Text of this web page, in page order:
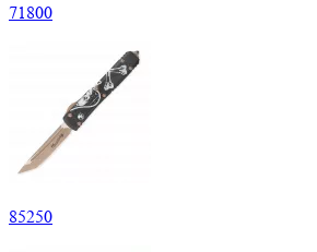
71800
85250